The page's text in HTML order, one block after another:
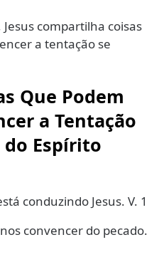
Jesus compartilha coisas
a tentação se
Que Podem
a Tentação
do Espírito
conduzindo Jesus. V. 1
convencer do pecado.